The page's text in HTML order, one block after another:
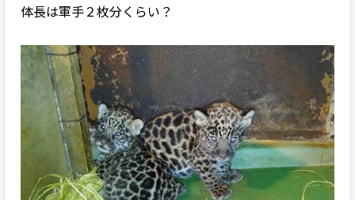
体長は軍手２枚分くらい？